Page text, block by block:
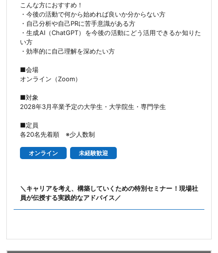
こんな方におすすめ！
・今後の活動で何から始めれば良いか分からない方
・自己分析や自己PRに苦手意識がある方
・生成AI（ChatGPT）を今後の活動にどう活用できるか知りた
い方
・効率的に自己理解を深めたい方
■会場
オンライン（Zoom）
■対象
2028年3月卒業予定の大学生・大学院生・専門学生
■定員
各20名先着順 ※少人数制
オンライン 未経験歓迎
＼キャリアを考え、構築していくための特別セミナー！現場社
員が伝授する実践的なアドバイス／